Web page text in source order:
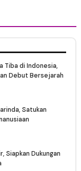
Tiba di Indonesia,
Debut Bersejarah
Satukan
Siapkan Dukungan